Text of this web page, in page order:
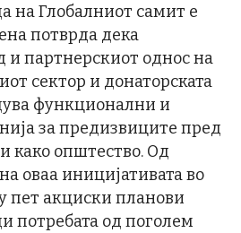
на Глобалниот самит е
потврда дека
и партнерскиот однос на
сектор и донаторската
функционални и
за предизвиците пред
како општество. Од
оваа иницијативата во
пет акциски планови
потребата од поголем